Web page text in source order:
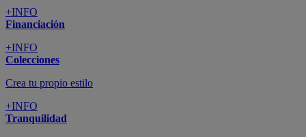
+INFO
Financiación
+INFO
Colecciones
Crea tu propio estilo
+INFO
Tranquilidad